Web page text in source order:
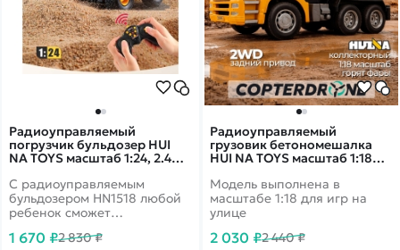
Радиоуправляемый
грузовик бетономешалка
HUI NA TOYS масштаб 1:18
Модель выполнена в
масштабе 1:18 для игр на
улице
2 030 ₽2 440 ₽
Радиоуправляемый
погрузчик бульдозер HUI
NA TOYS масштаб 1:24, 2.4G -
С радиоуправляемым
бульдозером HN1518 любой
ребенок сможет
настоящим водителем-
1 670 ₽2 830 ₽